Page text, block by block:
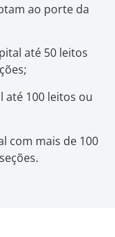
ao porte da
até 50 leitos
até 100 leitos ou
com mais de 100